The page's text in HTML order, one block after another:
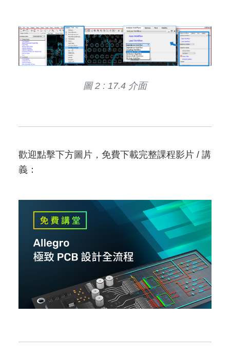
圖 2 : 17.4 介面
歡迎點擊下方圖片，免費下載完整課程影片 / 講
義：